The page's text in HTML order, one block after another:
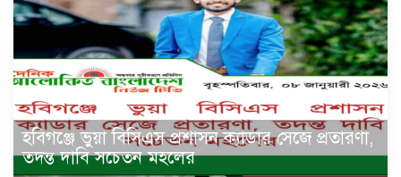
হবিগঞ্জে ভুয়া বিসিএস প্রশাসন ক্যাডার সেজে প্রতারণা,
তদন্ত দাবি সচেতন মহলের